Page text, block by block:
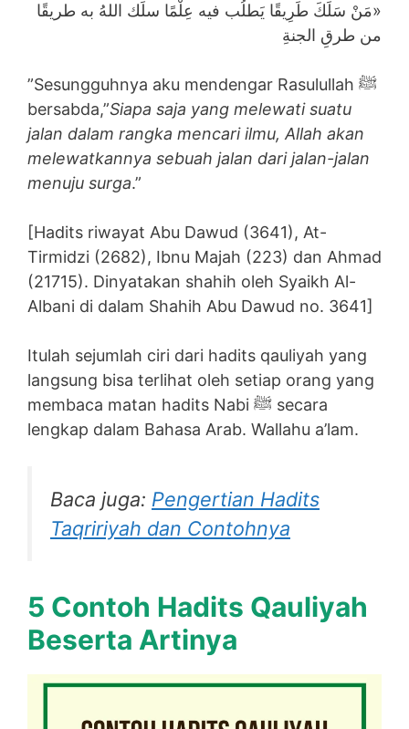
«مَنْ سَلَكَ طَرِيقًا يَطلُب فيه عِلْمًا سلَك اللهُ به طريقًا
من طرقِ الجنةِ
”Sesungguhnya aku mendengar Rasulullah ﷺ
bersabda,”Siapa saja yang melewati suatu
jalan dalam rangka mencari ilmu, Allah akan
melewatkannya sebuah jalan dari jalan-jalan
menuju surga.”
[Hadits riwayat Abu Dawud (3641), At-
Tirmidzi (2682), Ibnu Majah (223) dan Ahmad
(21715). Dinyatakan shahih oleh Syaikh Al-
Albani di dalam Shahih Abu Dawud no. 3641]
Itulah sejumlah ciri dari hadits qauliyah yang
langsung bisa terlihat oleh setiap orang yang
membaca matan hadits Nabi ﷺ secara
lengkap dalam Bahasa Arab. Wallahu a’lam.
Baca juga: Pengertian Hadits
Taqririyah dan Contohnya
5 Contoh Hadits Qauliyah
Beserta Artinya